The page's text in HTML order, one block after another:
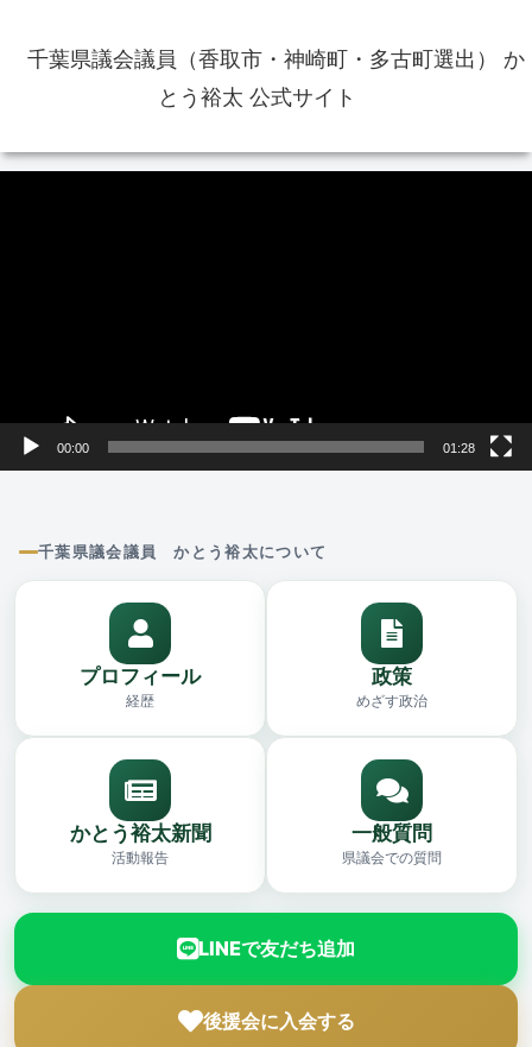
千葉県議会議員（香取市・神崎町・多古町選出） か
とう裕太 公式サイト
00:00 01:28
千葉県議会議員 かとう裕太について
プロフィール
経歴
政策
めざす政治
かとう裕太新聞
活動報告
一般質問
県議会での質問
LINEで友だち追加
後援会に入会する